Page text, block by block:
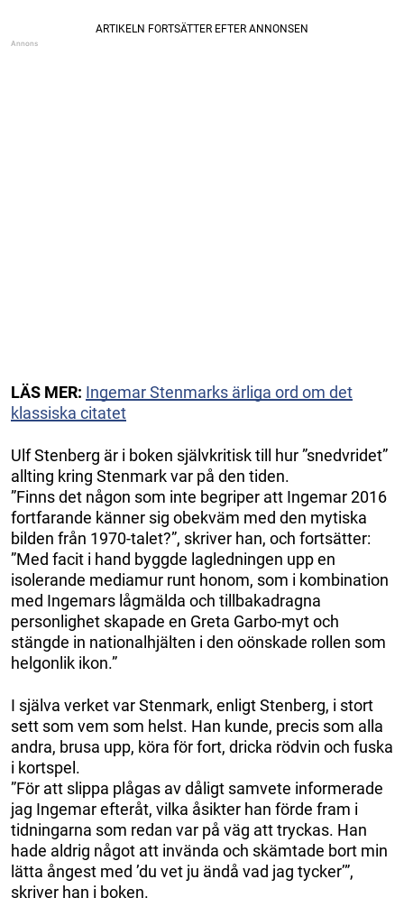
LÄS MER: Ingemar Stenmarks ärliga ord om det
klassiska citatet
Ulf Stenberg är i boken självkritisk till hur ”snedvridet”
allting kring Stenmark var på den tiden.
”Finns det någon som inte begriper att Ingemar 2016
fortfarande känner sig obekväm med den mytiska
bilden från 1970-talet?”, skriver han, och fortsätter:
”Med facit i hand byggde lagledningen upp en
isolerande mediamur runt honom, som i kombination
med Ingemars lågmälda och tillbakadragna
personlighet skapade en Greta Garbo-myt och
stängde in nationalhjälten i den oönskade rollen som
helgonlik ikon.”
I själva verket var Stenmark, enligt Stenberg, i stort
sett som vem som helst. Han kunde, precis som alla
andra, brusa upp, köra för fort, dricka rödvin och fuska
i kortspel.
”För att slippa plågas av dåligt samvete informerade
jag Ingemar efteråt, vilka åsikter han förde fram i
tidningarna som redan var på väg att tryckas. Han
hade aldrig något att invända och skämtade bort min
lätta ångest med ’du vet ju ändå vad jag tycker’”,
skriver han i boken.